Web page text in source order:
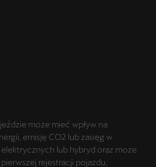
może mieć wpływ na
emisję CO2 lub zasięg w
lub hybryd oraz może
rejestracji pojazdu,